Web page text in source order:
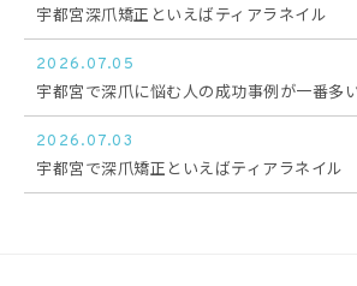
宇都宮深爪矯正といえばティアラネイル
2026.07.05
宇都宮で深爪に悩む人の成功事例が一番多
2026.07.03
宇都宮で深爪矯正といえばティアラネイル